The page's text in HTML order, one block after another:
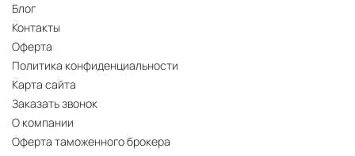
Блог
Контакты
Оферта
Политика конфиденциальности
Карта сайта
Заказать звонок
О компании
Оферта таможенного брокера